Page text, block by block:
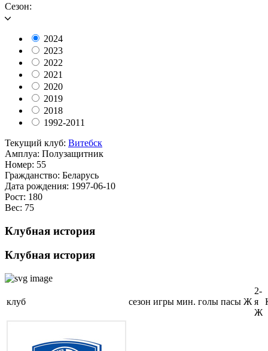
Сезон:
2024
2023
2022
2021
2020
2019
2018
1992-2011
Текущий клуб: Витебск
Амплуа: Полузащитник
Номер: 55
Гражданство: Беларусь
Дата рождения: 1997-06-10
Рост: 180
Вес: 75
Клубная история
Клубная история
клуб сезон игры мин. голы пасы Ж
2-
я
Ж